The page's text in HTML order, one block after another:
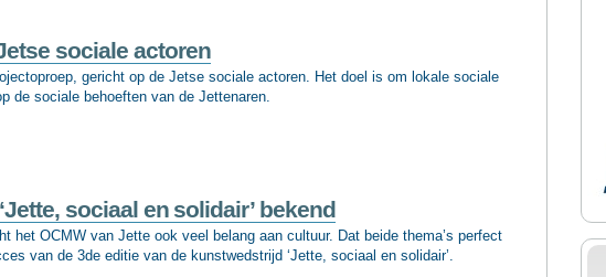
sociale actoren
gericht op de Jetse sociale actoren. Het doel is om lokale sociale
de sociale behoeften van de Jettenaren.
sociaal en solidair’ bekend
het OCMW van Jette ook veel belang aan cultuur. Dat beide thema’s perfect
van de 3de editie van de kunstwedstrijd ‘Jette, sociaal en solidair’.